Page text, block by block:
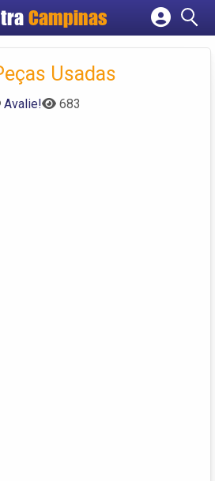
Campinas
Cadastrar empresa
Criar contaUsadas
Avalie! 683